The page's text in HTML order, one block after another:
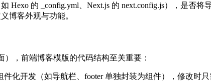
Hexo 的 _config.yml、Next.js 的 next.config.js），是否
博客外观与功能。
，前端博客模版的代码结构至关重要：
件化开发（如导航栏、footer 单独封装为组件），修改时